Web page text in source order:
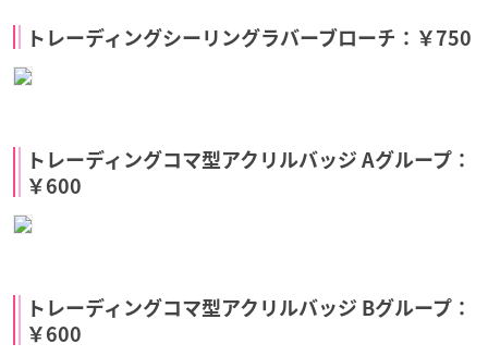
トレーディングシーリングラバーブローチ：￥750
トレーディングコマ型アクリルバッジ Aグループ：
￥600
トレーディングコマ型アクリルバッジ Bグループ：
￥600